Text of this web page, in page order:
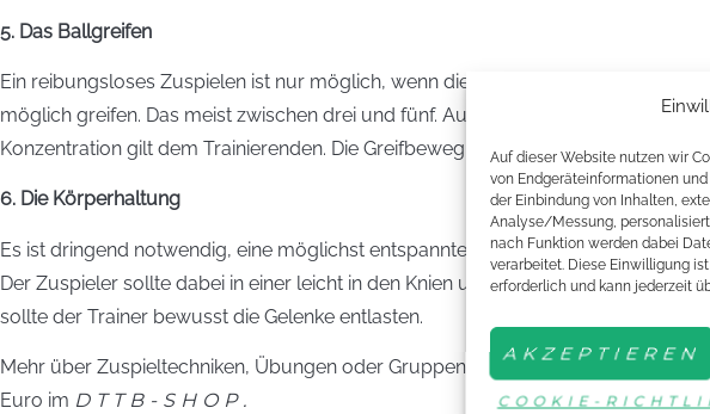
Auf dieser Website nutzen wir
von Endgeräteinformationen
der Einbindung von Inhalten,
Analyse/Messung,
nach Funktion werden dabei
verarbeitet. Diese Einwilligung
erforderlich und kann jederzeit
AKZEPTIEREN
COOKIE-
5. Das Ballgreifen
Ein reibungsloses Zuspielen ist nur möglich, wenn die Bälle richtig
möglich greifen. Das meist zwischen drei und fünf. Außerdem ist es wichtig, die
Konzentration gilt dem Trainierenden. Die Greifbewegung solltet ihr nur mit dem
6. Die Körperhaltung
Es ist dringend notwendig, eine möglichst entspannte und schonende
Der Zuspieler sollte dabei in einer leicht in den Knien und Hüften gebeugten
sollte der Trainer bewusst die Gelenke entlasten.
Mehr über Zuspieltechniken, Übungen oder Gruppenballeimertraining erfahrt
Euro im DTTB-SHOP.